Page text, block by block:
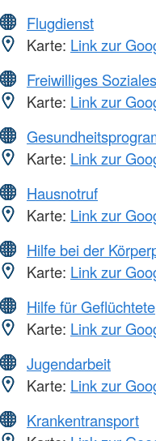
Flugdienst
Karte: Link zur
Freiwilliges
Karte: Link zur
Karte: Link zur
Hausnotruf
Karte: Link zur
Hilfe bei der
Karte: Link zur
Hilfe für Geflüchtete
Karte: Link zur
Jugendarbeit
Karte: Link zur
Krankentransport